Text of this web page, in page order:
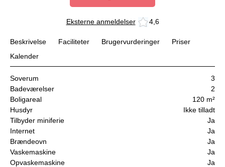
Eksterne anmeldelser 4,6
Beskrivelse Faciliteter Brugervurderinger
Priser
Kalender
Soverum
3
Badeværelser
2
Boligareal
120 m²
Husdyr
Ikke tilladt
Tilbyder miniferie
Ja
Internet
Ja
Brændeovn
Ja
Vaskemaskine
Ja
Opvaskemaskine
Ja